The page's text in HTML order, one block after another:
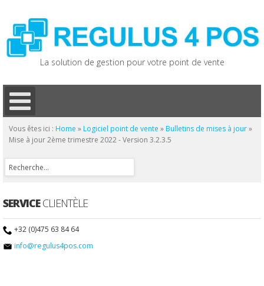
La solution de gestion pour votre point de vente
Vous êtes ici : Home » Logiciel point de vente » Bulletins de mises à jour»
Mise à jour 2ème trimestre 2022 - Version 3.2.3.5
SERVICECLIENTÈLE
+32 (0)475 63 84 64
info@regulus4pos.com